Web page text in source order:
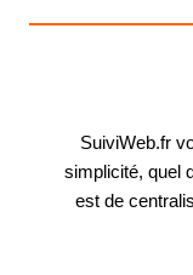
SuiviWeb.fr
simplicité, quel
est de